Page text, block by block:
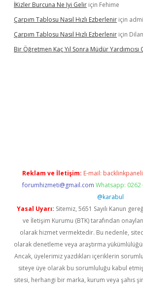
İKizler Burcuna Ne Iyi Gelir için Fehime
Çarpım Tablosu Nasıl Hızlı Ezberlenir için
Çarpım Tablosu Nasıl Hızlı Ezberlenir için Dilan
Bir Öğretmen Kaç Yıl Sonra Müdür
Reklam ve İletişim: E-mail:
forumhizmeti@gmail.com Whatsapp: 0262
@karabul
Yasal Uyarı: Sitemiz, 5651 Sayılı Kanun
ve İletişim Kurumu (BTK) tarafından
olarak hizmet vermektedir. Bu nedenle,
olarak denetleme veya araştırma
Ancak, üyelerimiz yazdıkları içeriklerin
siteye üye olarak bu sorumluluğu kabul
sitesi, herhangi bir marka, kurum veya şahıs